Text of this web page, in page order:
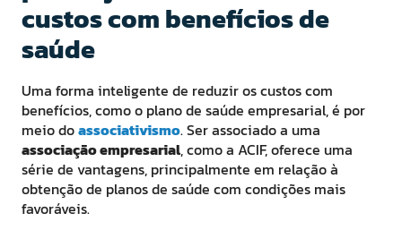
custos com benefícios de
saúde
Uma forma inteligente de reduzir os custos com
benefícios, como o plano de saúde empresarial, é por
meio doassociativismo. Ser associado a uma
associação empresarial, como a ACIF, oferece uma
série de vantagens, principalmente em relação à
obtenção de planos de saúde com condições mais
favoráveis.